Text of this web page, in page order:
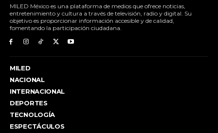
MILED México es una plataforma de medios que ofrece noticias,
entretenimiento y cultura a través de televisión, radio y digital. Su
objetivo es proporcionar información accesible y de calidad,
fomentando la participación ciudadana.
MILED
NACIONAL
INTERNACIONAL
DEPORTES
TECNOLOGÍA
ESPECTÁCULOS